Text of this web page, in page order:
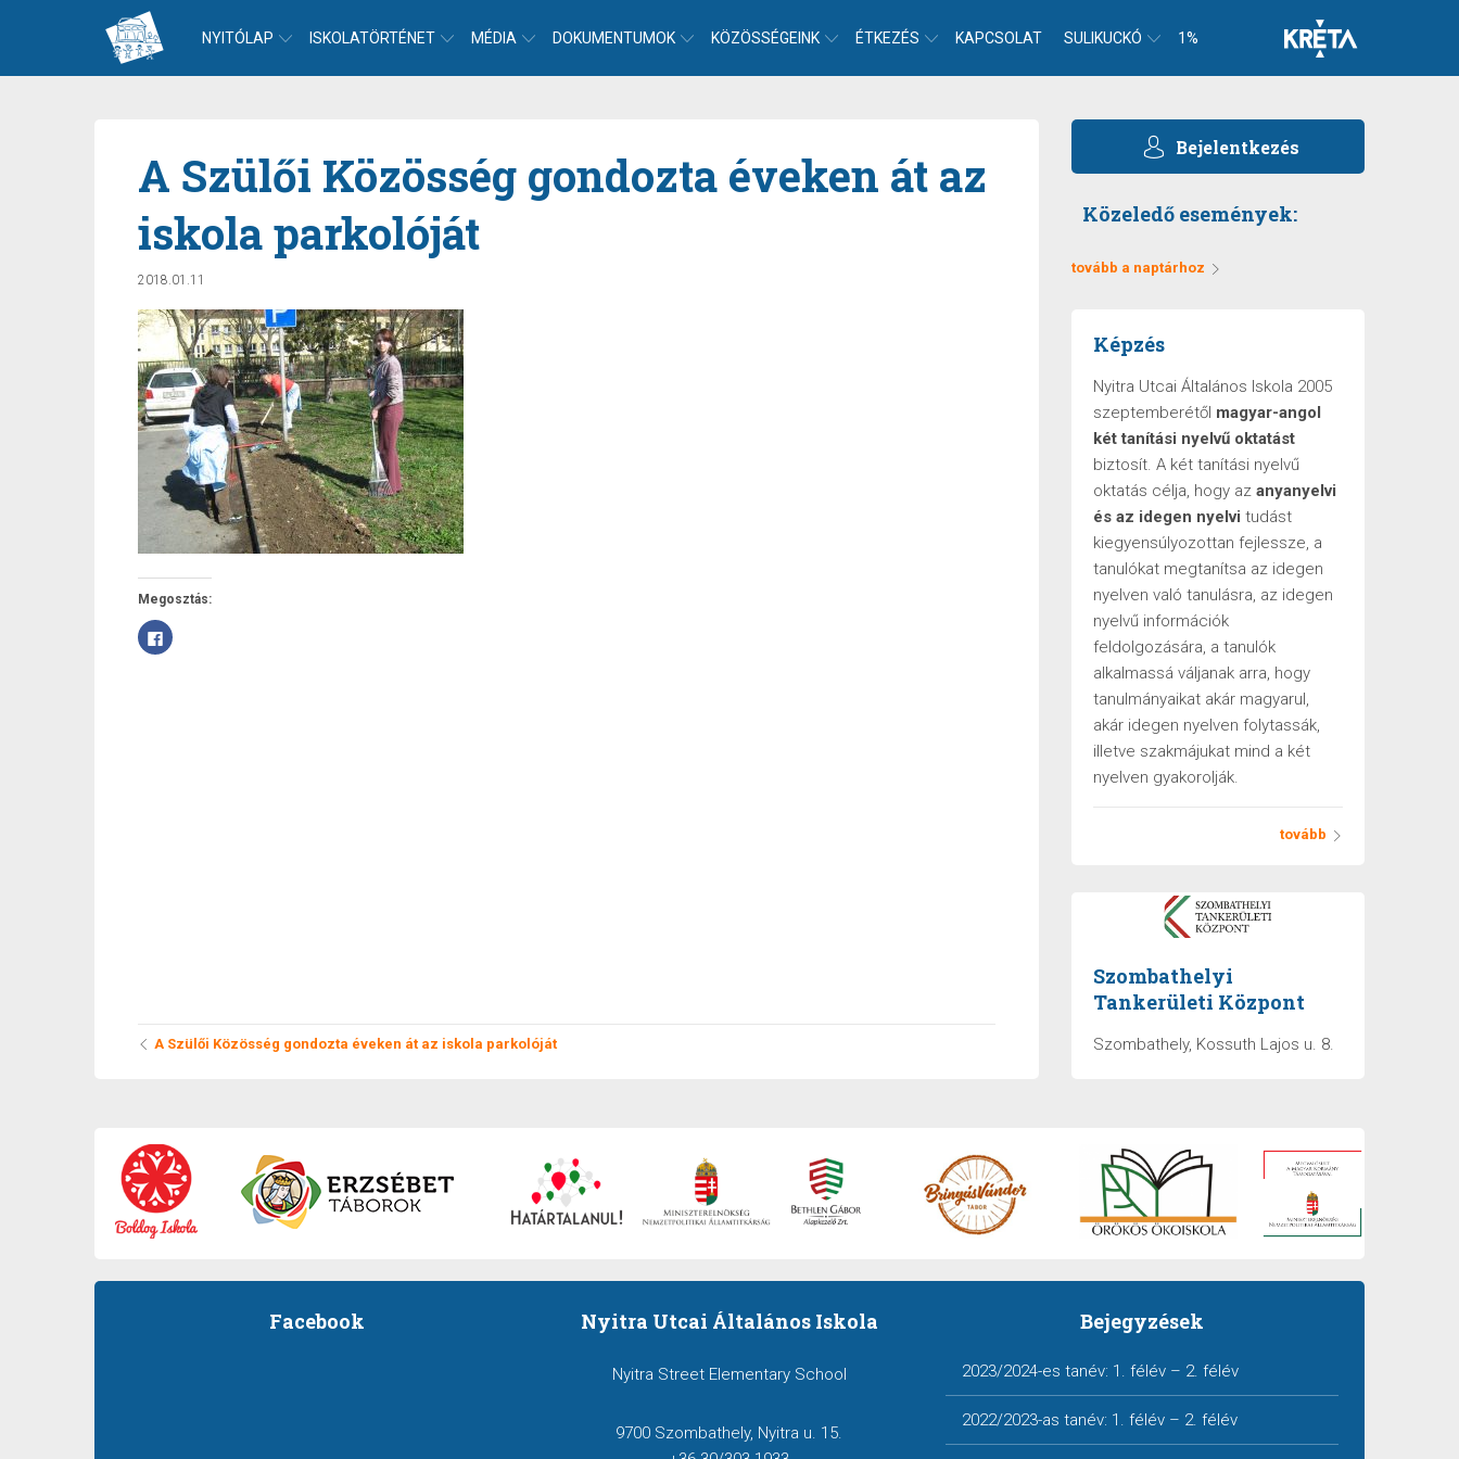
NYITÓLAP ISKOLATÖRTÉNET MÉDIA DOKUMENTUMOK KÖZÖSSÉGEINK ÉTKEZÉS KAPCSOLAT SULIKUCKÓ 1%
A Szülői Közösség gondozta éveken át az
iskola parkolóját
2018.01.11
Megosztás:
Facebookon
való
A Szülői Közösség gondozta éveken át az iskola parkolóját
Bejelentkezés
Közeledő események:
tovább a naptárhoz
Képzés
Nyitra Utcai Általános Iskola 2005
szeptemberétől magyar-angol
két tanítási nyelvű oktatást
biztosít. A két tanítási nyelvű
oktatás célja, hogy az anyanyelvi
és az idegen nyelvi tudást
kiegyensúlyozottan fejlessze, a
tanulókat megtanítsa az idegen
nyelven való tanulásra, az idegen
nyelvű információk
feldolgozására, a tanulók
alkalmassá váljanak arra, hogy
tanulmányaikat akár magyarul,
akár idegen nyelven folytassák,
illetve szakmájukat mind a két
nyelven gyakorolják.
tovább
Szombathelyi
Tankerületi Központ
Szombathely, Kossuth Lajos u. 8.
Facebook Nyitra Utcai Általános Iskola
Nyitra Street Elementary School
9700 Szombathely, Nyitra u. 15.
Bejegyzések
2023/2024-es tanév: 1. félév – 2. félév
2022/2023-as tanév: 1. félév – 2. félév